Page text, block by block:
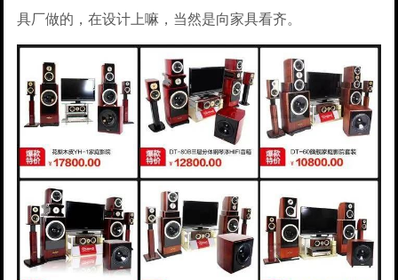
具厂做的，在设计上嘛，当然是向家具看齐。